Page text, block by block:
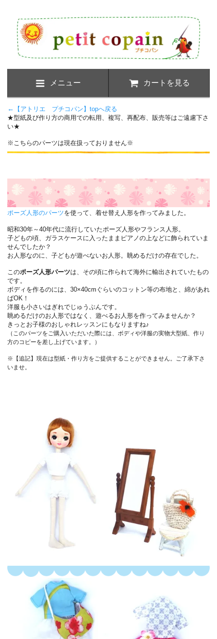
メニュー カートを見る
←
【アトリエ プチコパン】topへ戻る
★型紙及び作り方の商用での転用、複写、再配布、販売等はご遠慮下さ
い★
※こちらのパーツは現在扱っておりません※
ポーズ人形のパーツを使って、着せ替え人形を作ってみました。
昭和30年～40年代に流行していたポーズ人形やフランス人形。
子どもの頃、ガラスケースに入ったままピアノの上などに飾られていま
せんでしたか？
お人形なのに、子どもが遊べないお人形。眺めるだけの存在でした。
このポーズ人形パーツは、その頃に作られて海外に輸出されていたもの
です。
ボディを作るのには、30×40cmぐらいのコットン等の布地と、綿があれ
ばOK！
洋服も小さいはぎれでじゅうぶんです。
眺めるだけのお人形ではなく、遊べるお人形を作ってみませんか？
きっとお子様のおしゃれレッスンにもなりますね♪
（このパーツをご購入いただいた際には、ボディや洋服の実物大型紙、作り
方のコピーを差し上げています。）
※【追記】現在は型紙・作り方をご提供することができません。ご了承下さ
いませ。